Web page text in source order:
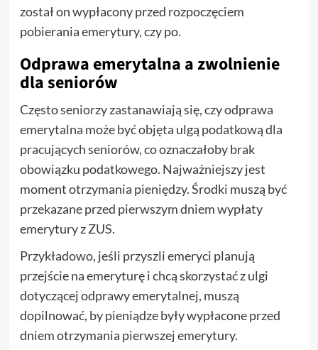
został on wypłacony przed rozpoczęciem
pobierania emerytury, czy po.
Odprawa emerytalna a zwolnienie
dla seniorów
Często seniorzy zastanawiają się, czy odprawa
emerytalna może być objęta ulgą podatkową dla
pracujących seniorów, co oznaczałoby brak
obowiązku podatkowego. Najważniejszy jest
moment otrzymania pieniędzy. Środki muszą być
przekazane przed pierwszym dniem wypłaty
emerytury z ZUS.
Przykładowo, jeśli przyszli emeryci planują
przejście na emeryturę i chcą skorzystać z ulgi
dotyczącej odprawy emerytalnej, muszą
dopilnować, by pieniądze były wypłacone przed
dniem otrzymania pierwszej emerytury.